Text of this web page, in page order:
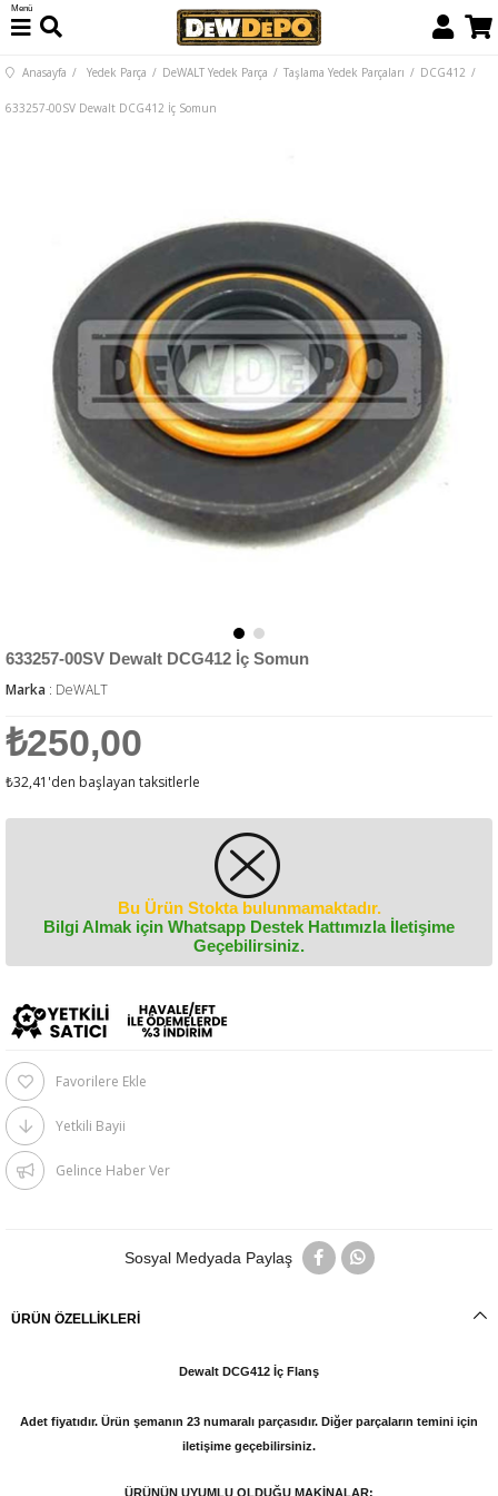
Menü
Anasayfa Yedek Parça DeWALT Yedek Parça Taşlama Yedek Parçaları DCG412
633257-00SV Dewalt DCG412 İç Somun
633257-00SV Dewalt DCG412 İç Somun
Marka : DeWALT
₺250,00
₺32,41 'den başlayan taksitlerle
Bu Ürün Stokta bulunmamaktadır.
Bilgi Almak için Whatsapp Destek Hattımızla İletişime
Geçebilirsiniz.
Favorilere Ekle
Yetkili Bayii
Gelince Haber Ver
Sosyal Medyada Paylaş
ÜRÜN ÖZELLIKLERI
Dewalt DCG412 İç Flanş
Adet fiyatıdır. Ürün şemanın 23 numaralı parçasıdır. Diğer parçaların temini için
iletişime geçebilirsiniz.
ÜRÜNÜN UYUMLU OLDUĞU MAKİNALAR;